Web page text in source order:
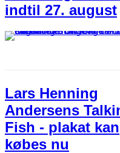
indtil 27. august
Lars Henning
Andersens
Fish - plakat kan
købes nu